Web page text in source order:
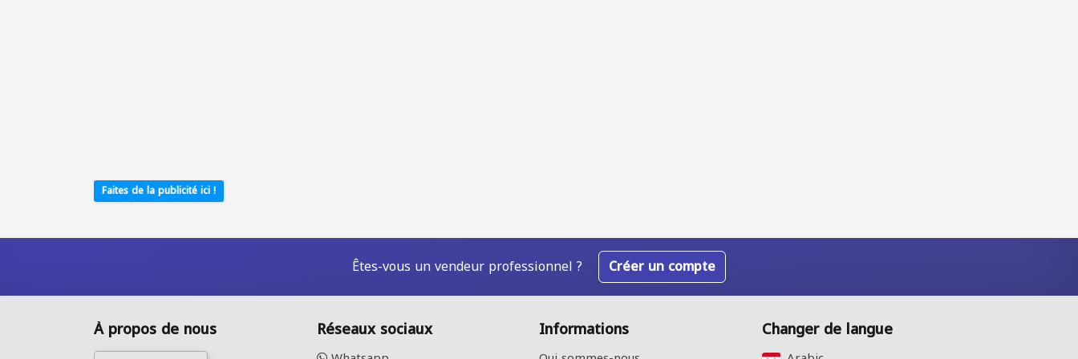
Faites de la publicité ici !
Êtes-vous un vendeur professionnel ? Créer un compte
À propos de nous Réseaux sociaux Informations Changer de langue